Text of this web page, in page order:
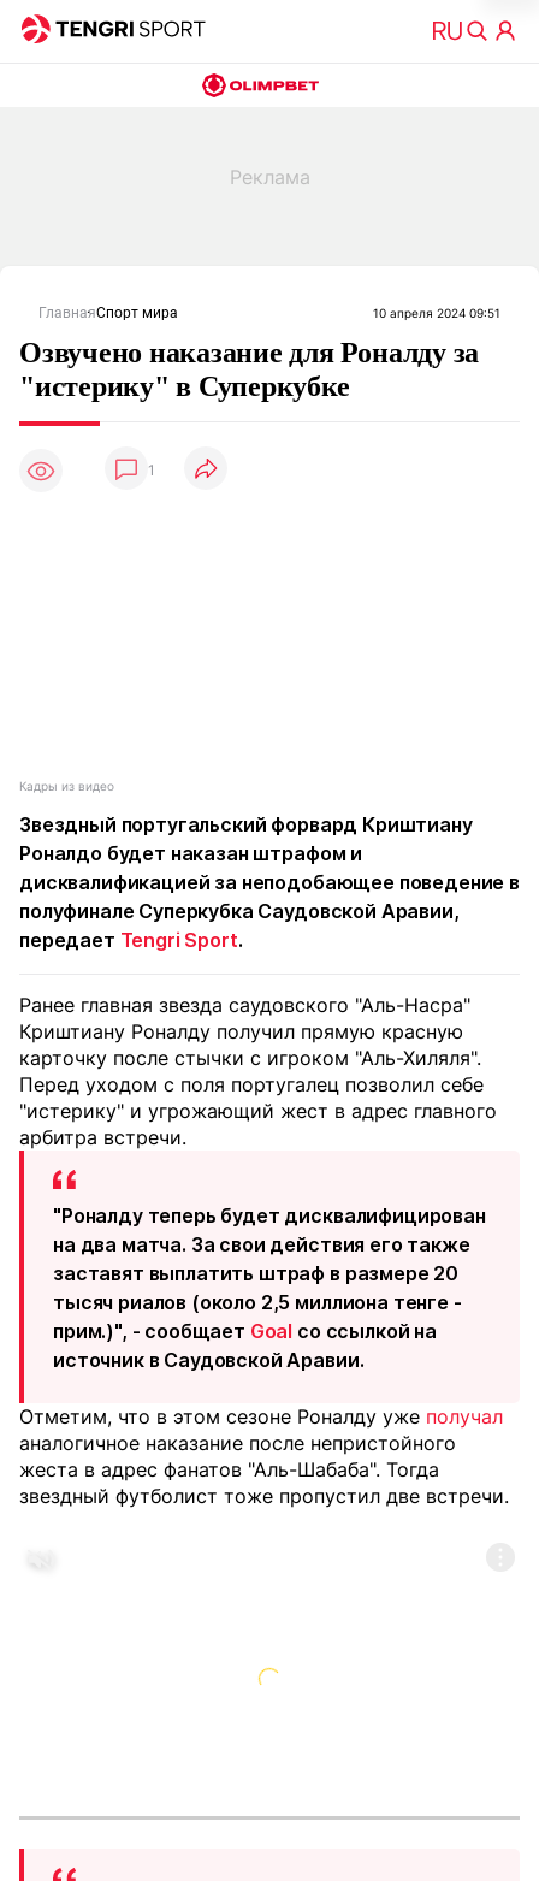
ГлавнаяСпорт мира 10 апреля 2024 09:51
Озвучено наказание для Роналду за
"истерику" в Суперкубке
1
Кадры из видео
Звездный португальский форвард Криштиану
Роналдо будет наказан штрафом и
дисквалификацией за неподобающее поведение в
полуфинале Суперкубка Саудовской Аравии,
передает Tengri Sport.
Ранее главная звезда саудовского "Аль-Насра"
Криштиану Роналду получил прямую красную
карточку после стычки с игроком "Аль-Хиляля".
Перед уходом с поля португалец позволил себе
"истерику" и угрожающий жест в адрес главного
арбитра встречи.
"Роналду теперь будет дисквалифицирован
на два матча. За свои действия его также
заставят выплатить штраф в размере 20
тысяч риалов (около 2,5 миллиона тенге -
прим.)", - сообщает Goal со ссылкой на
источник в Саудовской Аравии.
Отметим, что в этом сезоне Роналду уже получал
аналогичное наказание после непристойного
жеста в адрес фанатов "Аль-Шабаба". Тогда
звездный футболист тоже пропустил две встречи.